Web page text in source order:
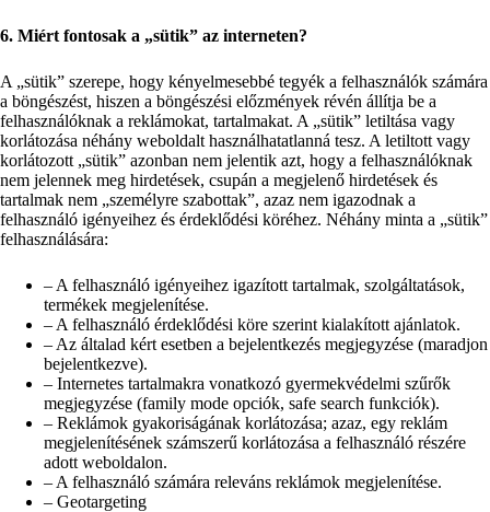
6. Miért fontosak a „sütik” az interneten?
A „sütik” szerepe, hogy kényelmesebbé tegyék a felhasználók számára
a böngészést, hiszen a böngészési előzmények révén állítja be a
felhasználóknak a reklámokat, tartalmakat. A „sütik” letiltása vagy
korlátozása néhány weboldalt használhatatlanná tesz. A letiltott vagy
korlátozott „sütik” azonban nem jelentik azt, hogy a felhasználóknak
nem jelennek meg hirdetések, csupán a megjelenő hirdetések és
tartalmak nem „személyre szabottak”, azaz nem igazodnak a
felhasználó igényeihez és érdeklődési köréhez. Néhány minta a „sütik”
felhasználására:
– A felhasználó igényeihez igazított tartalmak, szolgáltatások,
termékek megjelenítése.
– A felhasználó érdeklődési köre szerint kialakított ajánlatok.
– Az általad kért esetben a bejelentkezés megjegyzése (maradjon
bejelentkezve).
– Internetes tartalmakra vonatkozó gyermekvédelmi szűrők
megjegyzése (family mode opciók, safe search funkciók).
– Reklámok gyakoriságának korlátozása; azaz, egy reklám
megjelenítésének számszerű korlátozása a felhasználó részére
adott weboldalon.
– A felhasználó számára releváns reklámok megjelenítése.
– Geotargeting